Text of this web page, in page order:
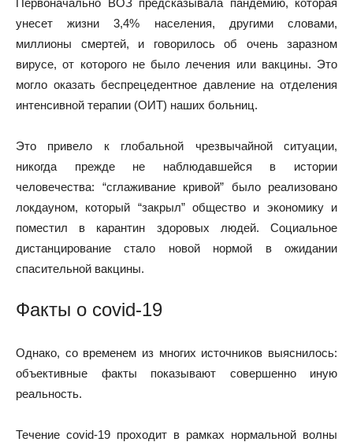
унесет жизни 3,4% населения, другими словами,
миллионы смертей, и говорилось об очень заразном
вирусе, от которого не было лечения или вакцины. Это
могло оказать беспрецедентное давление на отделения
интенсивной терапии (ОИТ) наших больниц.
Это привело к глобальной чрезвычайной ситуации,
никогда прежде не наблюдавшейся в истории
человечества: “сглаживание кривой” было реализовано
локдауном, который “закрыл” общество и экономику и
поместил в карантин здоровых людей. Социальное
дистанцирование стало новой нормой в ожидании
спасительной вакцины.
Факты о covid-19
Однако, со временем из многих источников выяснилось:
объективные факты показывают совершенно иную
реальность.
Течение covid-19 проходит в рамках нормальной волны